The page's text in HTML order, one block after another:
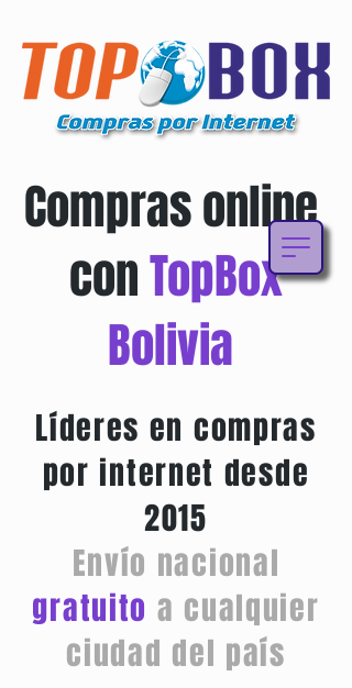
Compras online
conTopBox
Bolivia
Líderes en compras
por internet desde
2015
Envío nacional
gratuito a cualquier
ciudad del país